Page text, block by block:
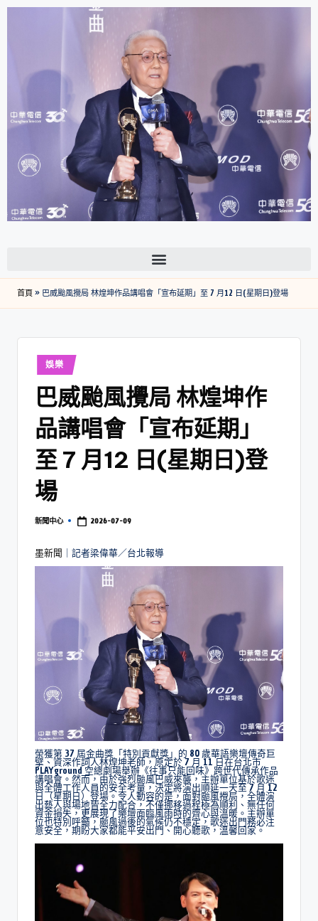
首頁» 巴威颱風攪局 林煌坤作品講唱會「宣布延期」至 7 月12 日(星期日)登場
娛樂
巴威颱風攪局 林煌坤作
品講唱會「宣布延期」
至 7 月12 日(星期日)登
場
新聞中心 2026-07-09
墨新聞 ｜記者梁偉華／台北報導
榮獲第 37 屆金曲獎「特別貢獻獎」的 80 歲華語樂壇傳奇巨
擘、資深作詞人林煌坤老師，原定於 7 月 11 日在台北市
PLAYground 空總劇場舉辦《往事只能回味》跨世代傳承作品
講唱會。然而，由於強烈颱風巴威來襲，主辦單位基於歌迷
與全體工作人員的安全考量，決定將演出順延一天至 7 月 12
日（星期日）登場。令人動容的是，面對颱風攪局，全體演
出藝人與場地皆全力配合，不僅挪移過程極為順利、無任何
資金損失，更展現了樂壇面臨風雨時的齊心與溫暖。主辦單
位也特別呼籲，颱風過後的氣候仍不穩定，歌迷出門務必注
意安全，期盼大家都能平安出門、開心聽歌，溫馨回家。